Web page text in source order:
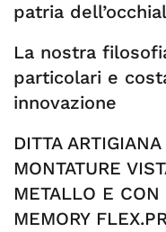
patria
La nostra
particolari e
innovazione
DITTA
MONTATURE
METALLO E
MEMORY